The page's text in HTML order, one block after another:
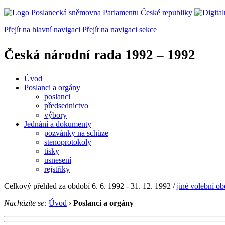
Přejít na hlavní navigaci Přejít na navigaci sekce
Česká národní rada 1992 – 1992
Úvod
Poslanci a orgány
poslanci
předsednictvo
výbory
Jednání a dokumenty
pozvánky na schůze
stenoprotokoly
tisky
usnesení
rejstříky
Celkový přehled za období 6. 6. 1992 - 31. 12. 1992 /jiné volební
Nacházíte se: Úvod › Poslanci a orgány